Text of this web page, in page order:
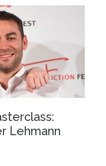
Lehmann